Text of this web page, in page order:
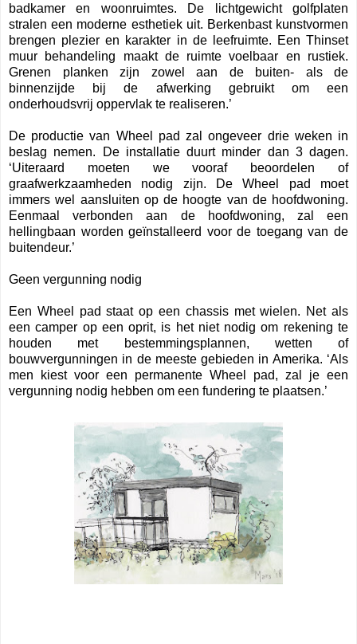
badkamer en woonruimtes. De lichtgewicht golfplaten
stralen een moderne esthetiek uit. Berkenbast kunstvormen
brengen plezier en karakter in de leefruimte. Een Thinset
muur behandeling maakt de ruimte voelbaar en rustiek.
Grenen planken zijn zowel aan de buiten- als de
binnenzijde bij de afwerking gebruikt om een
onderhoudsvrij oppervlak te realiseren.’
De productie van Wheel pad zal ongeveer drie weken in
beslag nemen. De installatie duurt minder dan 3 dagen.
‘Uiteraard moeten we vooraf beoordelen of
graafwerkzaamheden nodig zijn. De Wheel pad moet
immers wel aansluiten op de hoogte van de hoofdwoning.
Eenmaal verbonden aan de hoofdwoning, zal een
hellingbaan worden geïnstalleerd voor de toegang van de
buitendeur.’
Geen vergunning nodig
Een Wheel pad staat op een chassis met wielen. Net als
een camper op een oprit, is het niet nodig om rekening te
houden met bestemmingsplannen, wetten of
bouwvergunningen in de meeste gebieden in Amerika. ‘Als
men kiest voor een permanente Wheel pad, zal je een
vergunning nodig hebben om een fundering te plaatsen.’